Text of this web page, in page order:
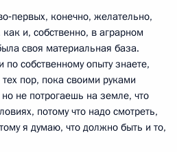
конечно, желательно,
и, собственно, в аграрном
своя материальная база.
собственному опыту знаете,
пор, пока своими руками
не потрогаешь на земле, что
потому что надо смотреть,
я думаю, что должно быть и то,